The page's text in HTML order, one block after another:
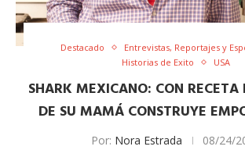
Destacado
Entrevistas, Reportajes y
Historias de Exito
USA
SHARK MEXICANO: CON RECETA
DE SU MAMÁ CONSTRUYE
Por: Nora Estrada 08/24/